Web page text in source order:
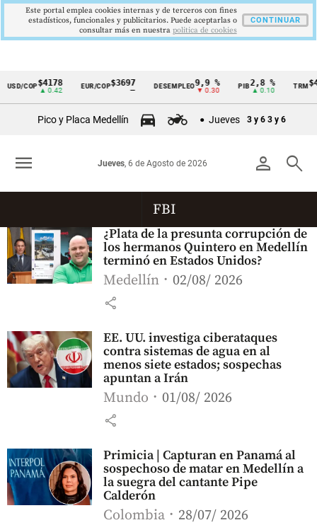
Cintillo
Colombia
USD/COP$4178
▲ 0.42
EUR/COP$3697
—
DESEMPLEO9,9 %
▼ 0.30
PIB 2,8 %
▲ 0.10
TRM
Pico y Placa Medellín Jueves 3 y 6 3 y 6
person search
Jueves, 6 de Agosto de 2026
menu
FBI
¿Plata de la presunta corrupción de
los hermanos Quintero en Medellín
terminó en Estados Unidos?
Medellín 02/08/ 2026
share
EE. UU. investiga ciberataques
contra sistemas de agua en al
menos siete estados; sospechas
apuntan a Irán
Mundo 01/08/ 2026
share
Primicia | Capturan en Panamá al
sospechoso de matar en Medellín a
la suegra del cantante Pipe
Calderón
Colombia 28/07/ 2026
Este portal emplea cookies internas y de terceros con fines
estadísticos, funcionales y publicitarios. Puede aceptarlas o
consultar más en nuestra politica de cookies
CONTINUAR